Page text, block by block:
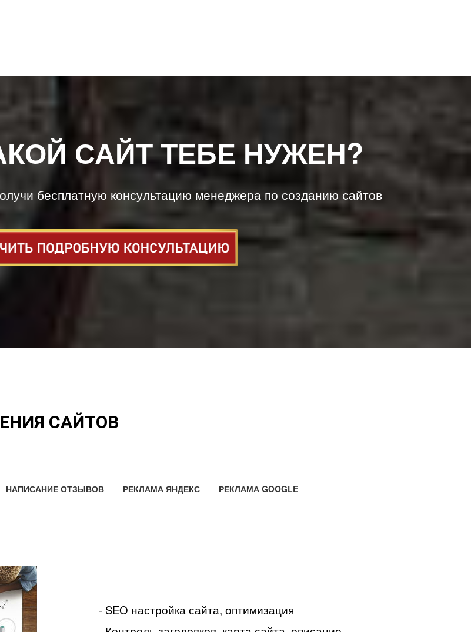
САЙТ ТЕБЕ НУЖЕН?
бесплатную консультацию менеджера по созданию сайтов
САЙТОВ
НАПИСАНИЕ ОТЗЫВОВ РЕКЛАМА ЯНДЕКС РЕКЛАМА GOOGLE
- SEO настройка сайта, оптимизация